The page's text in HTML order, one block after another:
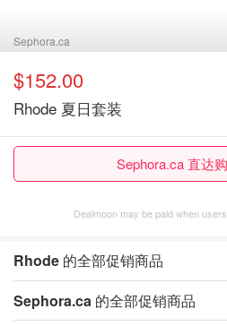
Sephora.ca
$152.00
Rhode 夏日套装
Sephora.ca 直达
Dealmoon may be paid when
Rhode 的全部促销商品
Sephora.ca 的全部促销商品